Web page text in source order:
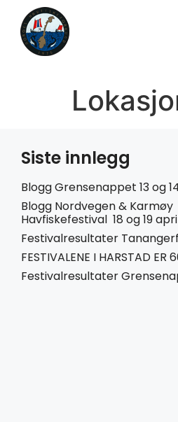
Siste innlegg
Blogg Grensenappet 13 og
Blogg Nordvegen & Karmøy
Havfiskefestival 18 og 19
Festivalresultater
FESTIVALENE I HARSTAD ER
Festivalresultater